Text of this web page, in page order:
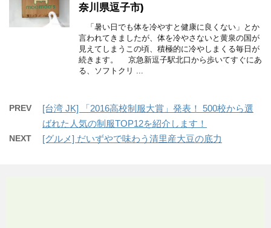
奈川県逗子市)
「暑い日でも体を冷やすと健康に良くない」とか
言われてきましたが、体を冷やさないと黄泉の国が
見えてしまうこの頃、積極的に冷やしまくる毎日が
続きます。 京急新逗子駅北口から歩いてすぐにあ
る、ソフトクリ ...
PREV
[台湾 JK] 「2016高校制服大賞」発表！ 500校から選
ばれた人気の制服TOP12を紹介します！
NEXT [グルメ] だいずやで味わう清里産大豆の底力